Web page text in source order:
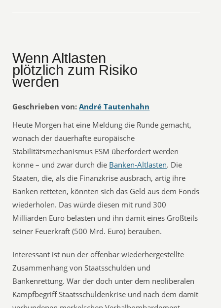
Wenn Altlasten
plötzlich zum Risiko
werden
Geschrieben von: André Tautenhahn
Heute Morgen hat eine Meldung die Runde gemacht,
wonach der dauerhafte europäische
Stabilitätsmechanismus ESM überfordert werden
könne – und zwar durch die Banken-Altlasten. Die
Staaten, die, als die Finanzkrise ausbrach, artig ihre
Banken retteten, könnten sich das Geld aus dem Fonds
wiederholen. Das würde diesen mit rund 300
Milliarden Euro belasten und ihn damit eines Großteils
seiner Feuerkraft (500 Mrd. Euro) berauben.
Interessant ist nun der offenbar wiederhergestellte
Zusammenhang von Staatsschulden und
Bankenrettung. War der doch unter dem neoliberalen
Kampfbegriff Staatsschuldenkrise und nach dem damit